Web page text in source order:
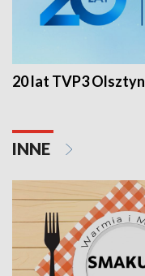
20 lat TVP3 Olsztyn
INNE